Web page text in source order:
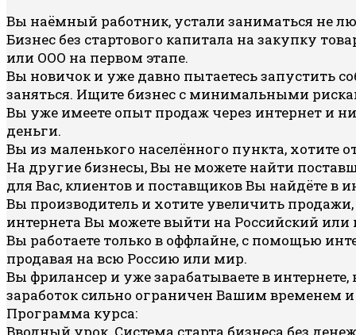
Вы наёмный работник, устали заниматься не
Бизнес без стартового капитала на закупку
или ООО на первом этапе.
Вы новичок и уже давно пытаетесь запустить
заняться. Ищите бизнес с минимальными
Вы уже имеете опыт продаж через интернет и
деньги.
Вы из маленького населённого пункта, хотите
На другие бизнесы, Вы не можете найти
для Вас, клиентов и поставщиков Вы найдёте в
Вы производитель и хотите увеличить
интернета Вы можете выйти на Российский
Вы работаете только в оффлайне, с помощью
продавая на всю Россию или мир.
Вы фрилансер и уже зарабатываете в
заработок сильно ограничен Вашим временем
Программа курса: